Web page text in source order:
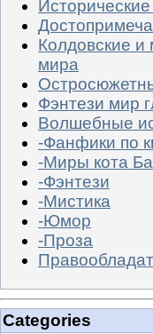
Колдовские и
мира
Фэнтези мир
Волшебные
-Фанфики по
-Миры кота
-Фэнтези
-Мистика
-Юмор
-Проза
Categories